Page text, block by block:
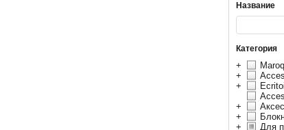
Название
Категория
+
+
+
+
+
+
Для